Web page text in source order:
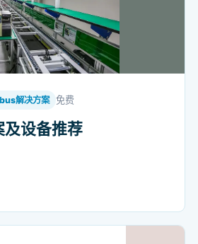
解决方案 免费
及设备推荐